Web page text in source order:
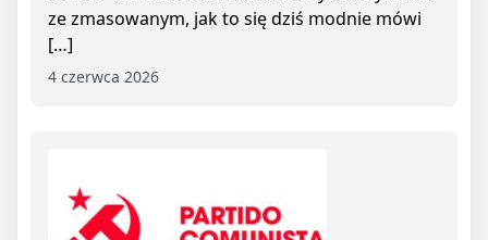
ze zmasowanym, jak to się dziś modnie mówi
[…]
4 czerwca 2026